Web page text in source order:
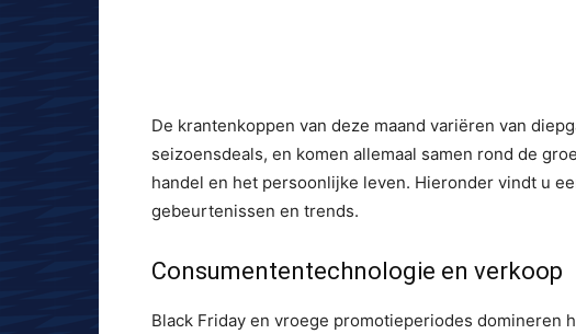
De krantenkoppen van deze maand variëren van
seizoensdeals, en komen allemaal samen rond de
handel en het persoonlijke leven. Hieronder vindt u
gebeurtenissen en trends.
Consumententechnologie en verkoop
Black Friday en vroege promotieperiodes domineren